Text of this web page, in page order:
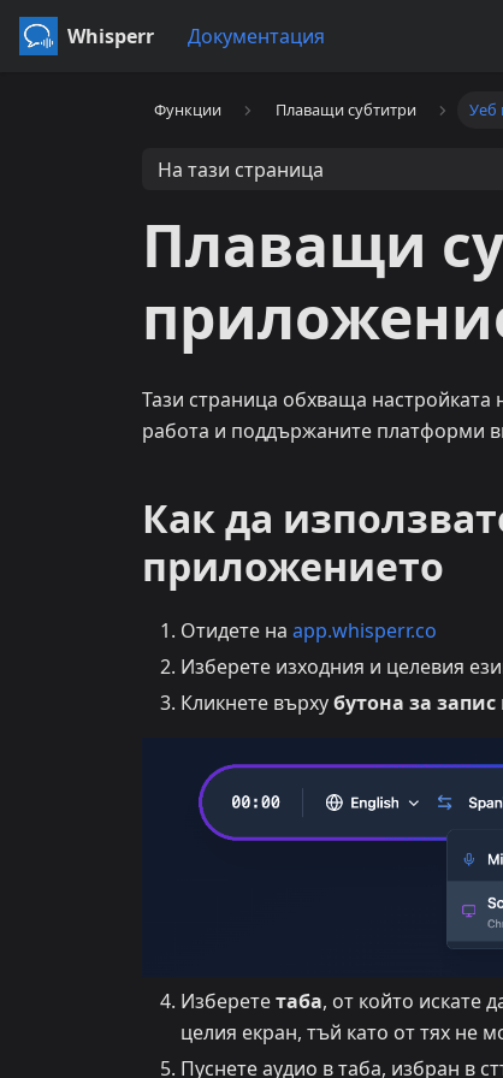
Whisperr Документация
Функции Плаващи субтитри Уеб
На тази страница
Плаващи
Тази страница обхваща настройката
работа и поддържаните платформи
Как да
приложението
Отидете на app.whisperr.co
Изберете изходния и целевия
Кликнете върхубутона за запис
Изберететаба, от който искате
целия екран, тъй като от тях не
Пуснете аудио в таба, избран в